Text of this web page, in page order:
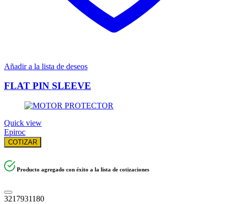
Añadir a la lista de deseos
FLAT PIN SLEEVE
Quick view
Epiroc
COTIZAR
Producto agregado con éxito a la lista de cotizaciones
3217931180